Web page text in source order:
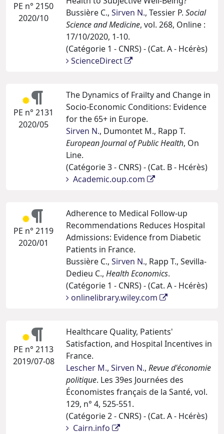
PE n° 2150
2020/10
Bussière C., Sirven N., Tessier P. Social
Science and Medicine, vol. 268, Online :
17/10/2020, 1-10.
(Catégorie 1 - CNRS) - (Cat. A - Hcérès)
ScienceDirect
PE n° 2131
2020/05
The Dynamics of Frailty and Change in
Socio-Economic Conditions: Evidence
for the 65+ in Europe.
Sirven N., Dumontet M., Rapp T.
European Journal of Public Health, On
Line.
(Catégorie 3 - CNRS) - (Cat. B - Hcérès)
Academic.oup.com
PE n° 2119
2020/01
Adherence to Medical Follow-up
Recommendations Reduces Hospital
Admissions: Evidence from Diabetic
Patients in France.
Bussière C., Sirven N., Rapp T., Sevilla-
Dedieu C., Health Economics.
(Catégorie 1 - CNRS) - (Cat. A - Hcérès)
onlinelibrary.wiley.com
PE n° 2113
2019/07-08
Healthcare Quality, Patients'
Satisfaction, and Hospital Incentives in
France.
Lescher M., Sirven N., Revue d'économie
politique. Les 39es Journées des
Économistes français de la Santé, vol.
129, n° 4, 525-551.
(Catégorie 2 - CNRS) - (Cat. A - Hcérès)
Cairn.info